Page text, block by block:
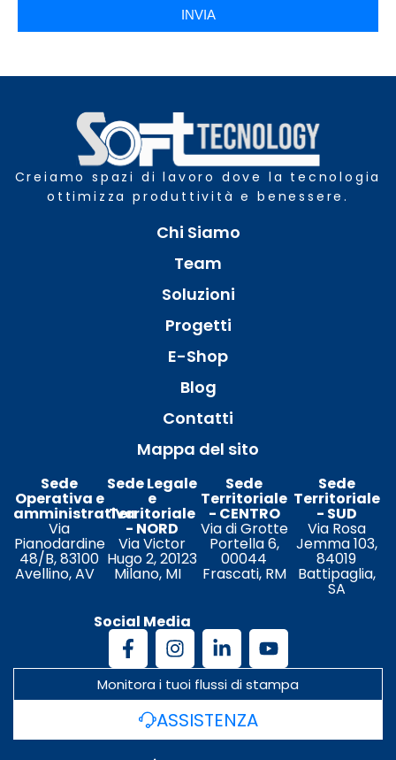
INVIA
Creiamo spazi di lavoro dove la tecnologia
ottimizza produttività e benessere.
Chi Siamo
Team
Soluzioni
Progetti
E-Shop
Blog
Contatti
Mappa del sito
Sede
Operativa e
amministrativa
Via
Pianodardine
48/B, 83100
Avellino, AV
Sede Legale
e
Territoriale
- NORD
Via Victor
Hugo 2, 20123
Milano, MI
Sede
Territoriale
- CENTRO
Via di Grotte
Portella 6,
00044
Frascati, RM
Sede
Territoriale
- SUD
Via Rosa
Jemma 103,
84019
Battipaglia,
SA
Social Media
Monitora i tuoi flussi di stampa
ASSISTENZA